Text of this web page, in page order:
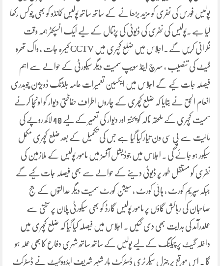
پولیس فورس کی نفری کو مزید بڑھانے کے ساتھ ساتھ پولیس کمانڈو کو بھی چوکس رکھا
گیا ہے ۔پولیس کی نفری کی ڈیوٹی کی پڑتال کے لیے ایک انسپکٹر ہمہ وقت
نگرانی کریں گے ۔اجلاس میں ضلع کچہری میں CCTV کیمرہ جات ، واک تھرو
گیٹ کی تنصیب ، سرچ اینڈ سویپ سمیت دیگر سیکورٹی کے حوالے سے اہم
فیصلہ جات کیے گے اجلاس میں ایکسین تعمیرات عامہ بلڈنگ ڈویژن چوہدری
انعام الحق نے بتایا کہ ضلع کچری کے چاروں اطراف حفاظتی دیوار کو اونچا کرنے
سمیت کچہری کے ملحقہ نالہ کو پختہ اور دیوار کی تعمیر کے لیے 40 لاکھ روپے کی
مالیت سے پی سی ون تیار کیا گیا ہے جس کی تکمیل کے بعد ضلع کچہری مکمل
سیکور ہو جائے گی ۔ اجلاس میں جوڈیشل آفسز میں مامور پولیس کے ملازمین کی
نفری کو مستقل طور پر ڈیوٹی دینے کے حوالے سے بھی فیصلہ جات کیے گے
جبکہ سپریم کورٹ ، ہائی کورٹ ، سیشن کورٹ سمیت دیگر عدالتوں کے جج
صاحبان کی رہائش گاؤں پر مامور پولیس گارڈ کو بھی سیکورٹی پلان پر سختی سے
عملدرآمد کی ہدایت بھی دی گئیں ۔ اجلاس میں فیصلہ کیا گیا کہ ضلع کچہری میں
داخلہ گیٹ پرچیکنگ کے لیے پولیس کے ساتھ ساتھ شہری دفاع کابھی عملہ ہو
گا ۔ اس موقع پر جنرل سیکرٹری ڈسٹرکٹ بار شبیر شریف ایڈووکیٹ نے ڈسٹرکٹ